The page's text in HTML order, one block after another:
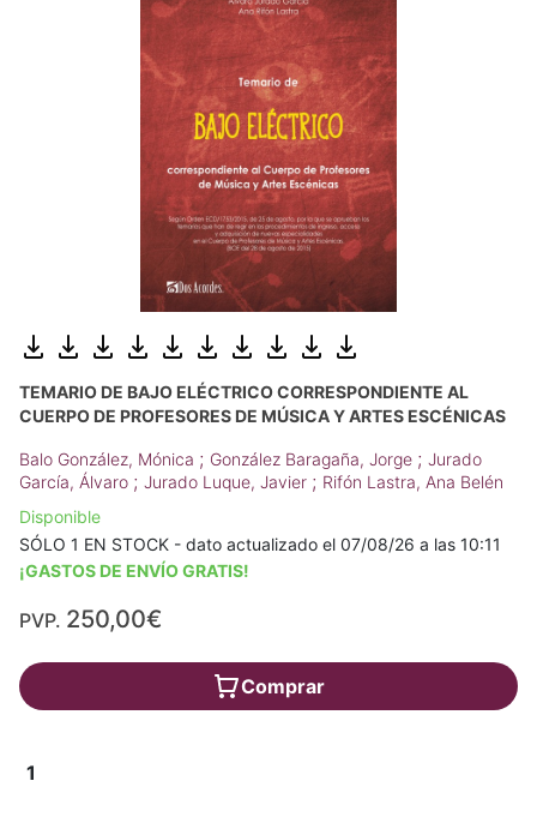
TEMARIO DE BAJO ELÉCTRICO CORRESPONDIENTE AL
CUERPO DE PROFESORES DE MÚSICA Y ARTES ESCÉNICAS
Balo González, Mónica ; González Baragaña, Jorge ; Jurado
García, Álvaro ; Jurado Luque, Javier ; Rifón Lastra, Ana Belén
Disponible
SÓLO 1 EN STOCK - dato actualizado el 07/08/26 a las 10:11
¡GASTOS DE ENVÍO GRATIS!
PVP. 250,00€
Comprar
1